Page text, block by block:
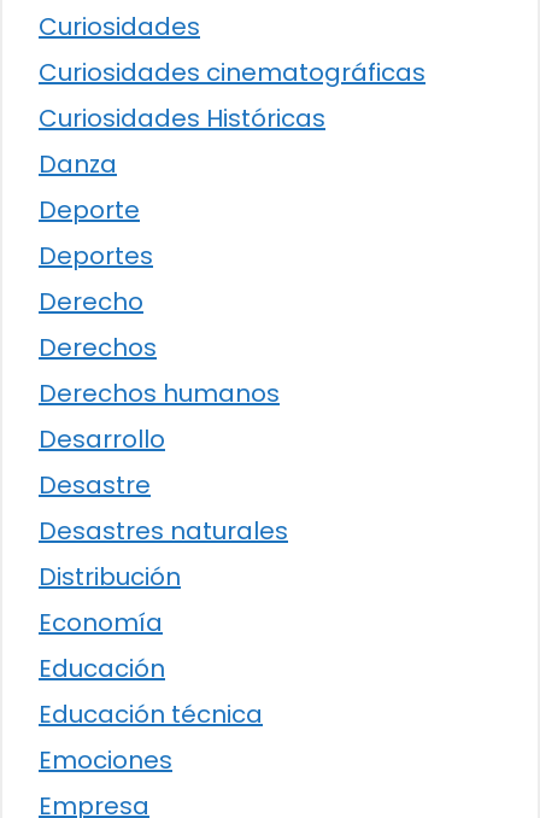
Curiosidades
Curiosidades cinematográficas
Curiosidades Históricas
Danza
Deporte
Deportes
Derecho
Derechos
Derechos humanos
Desarrollo
Desastre
Desastres naturales
Distribución
Economía
Educación
Educación técnica
Emociones
Empresa